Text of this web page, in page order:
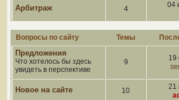
Арбитраж 4
04
Вопросы по сайту Темы
Предложения
Что хотелось бы здесь
увидеть в перспективе
9
19
Новое на сайте 10
21